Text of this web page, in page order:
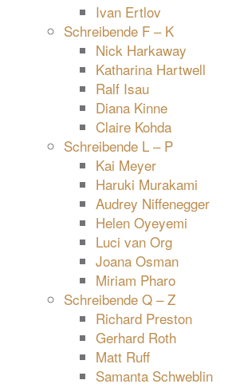
Ivan Ertlov
Schreibende F – K
Nick Harkaway
Katharina Hartwell
Ralf Isau
Diana Kinne
Claire Kohda
Schreibende L – P
Kai Meyer
Haruki Murakami
Audrey Niffenegger
Helen Oyeyemi
Luci van Org
Joana Osman
Miriam Pharo
Schreibende Q – Z
Richard Preston
Gerhard Roth
Matt Ruff
Samanta Schweblin